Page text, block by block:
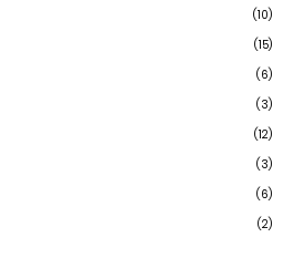
(10)
(15)
(6)
(3)
(12)
(3)
(6)
(2)